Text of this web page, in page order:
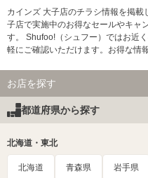
カインズ 大子店のチラシ情報を掲
子店で実施中のお得なセールやキャ
す。 Shufoo!（シュフー）ではお近
軽にご確認いただけます。お得な情
お店を探す
都道府県から探す
北海道・東北
北海道 青森県 岩手県